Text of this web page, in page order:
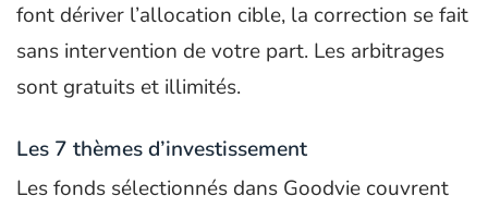
font dériver l’allocation cible, la correction se fait
sans intervention de votre part. Les arbitrages
sont gratuits et illimités.
Les 7 thèmes d’investissement
Les fonds sélectionnés dans Goodvie couvrent